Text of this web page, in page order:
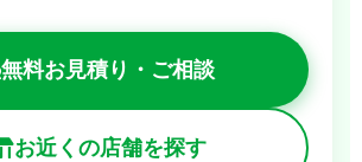
無料お見積り・ご相談
お近くの店舗を探す